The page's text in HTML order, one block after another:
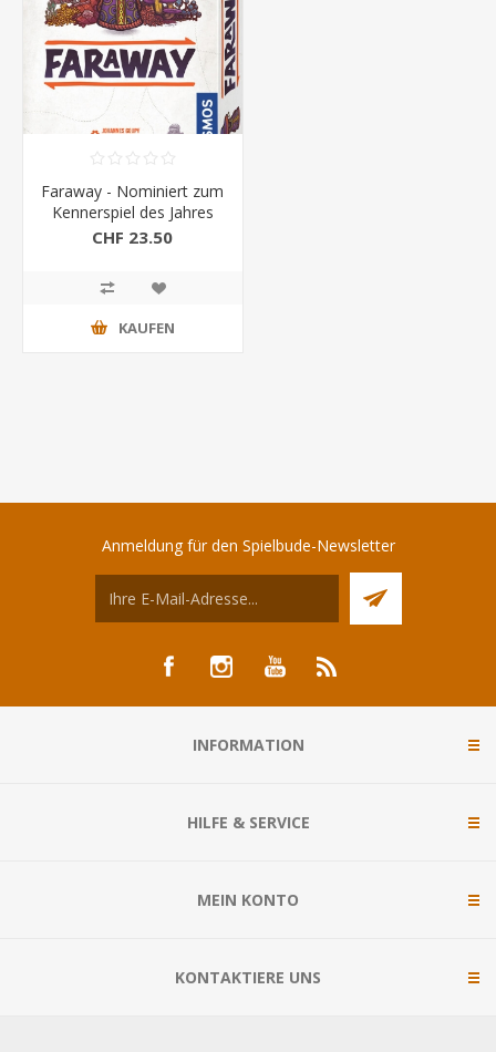
Faraway - Nominiert zum
Kennerspiel des Jahres
2025
CHF 23.50
KAUFEN
Anmeldung für den Spielbude-Newsletter
INFORMATION
HILFE & SERVICE
MEIN KONTO
KONTAKTIERE UNS